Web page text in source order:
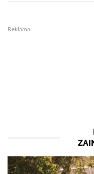
Reklama